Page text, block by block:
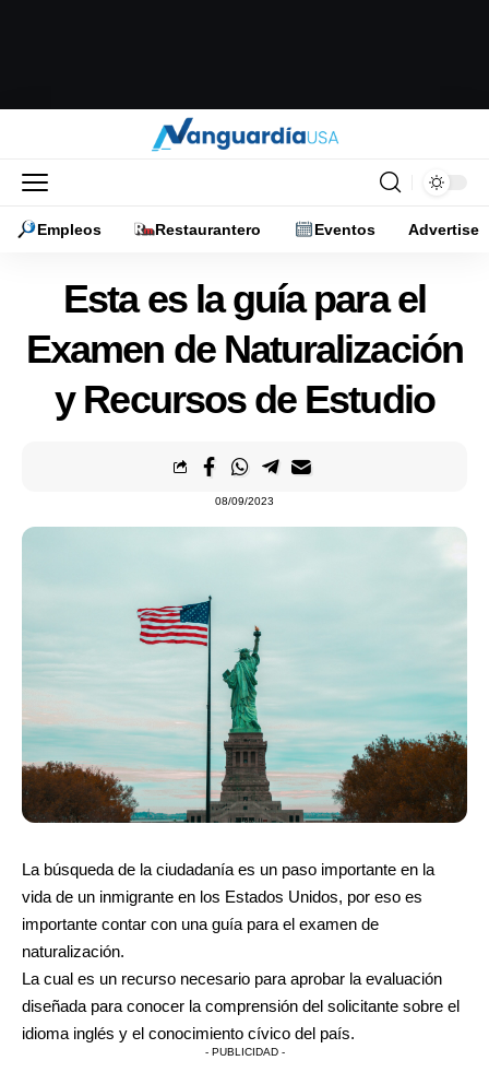
Empleos Restaurantero Eventos Advertise
Esta es la guía para el
Examen de Naturalización
y Recursos de Estudio
08/09/2023
La búsqueda de la ciudadanía es un paso importante en la
vida de un inmigrante en los Estados Unidos, por eso es
importante contar con una guía para el examen de
naturalización.
La cual es un recurso necesario para aprobar la evaluación
diseñada para conocer la comprensión del solicitante sobre el
idioma inglés y el conocimiento cívico del país.
- PUBLICIDAD -